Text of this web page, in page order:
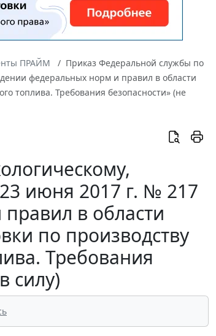
ПРАЙМ
Приказ Федеральной службы по
федеральных норм и правил в области
топлива. Требования безопасности» (не
июня 2017 г. № 217
в области
по производству
Требования
силу)